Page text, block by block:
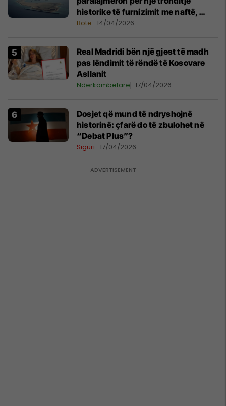
historike të furnizimit me naftë,
ndërsa lufta me Iranin mbyt tregjet
Botë 14/04/2026
Real Madridi bën një gjest të madh
pas lëndimit të rëndë të Kosovare
Asllanit
Ndërkombëtare 17/04/2026
Dosjet që mund të ndryshojnë
historinë: çfarë do të zbulohet në
“Debat Plus”?
Siguri 17/04/2026